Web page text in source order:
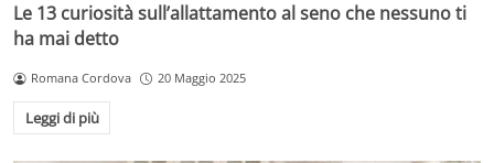
Le 13 curiosità sull’allattamento al seno che nessuno ti
ha mai detto
Romana Cordova 20 Maggio 2025
Leggi di più